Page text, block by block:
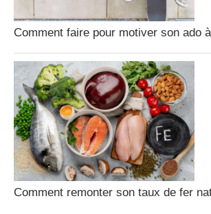
Comment faire pour motiver son ado
Comment remonter son taux de fer